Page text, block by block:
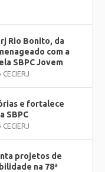
Rio Bonito, da
com a
SBPC Jovem
e fortalece
SBPC
projetos de
na 78ª